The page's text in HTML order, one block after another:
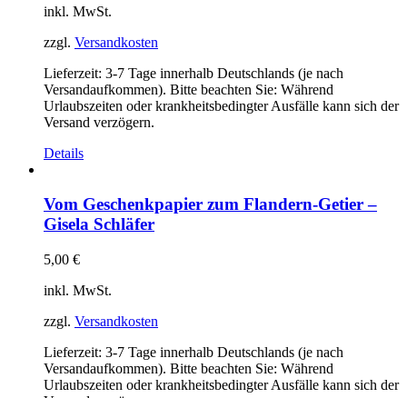
inkl. MwSt.
zzgl. Versandkosten
Lieferzeit: 3-7 Tage innerhalb Deutschlands (je nach
Versandaufkommen). Bitte beachten Sie: Während
Urlaubszeiten oder krankheitsbedingter Ausfälle kann sich der
Versand verzögern.
Details
Vom Geschenkpapier zum Flandern-Getier –
Gisela Schläfer
5,00 €
inkl. MwSt.
zzgl. Versandkosten
Lieferzeit: 3-7 Tage innerhalb Deutschlands (je nach
Versandaufkommen). Bitte beachten Sie: Während
Urlaubszeiten oder krankheitsbedingter Ausfälle kann sich der